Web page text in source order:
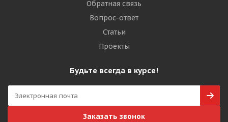
Обратная связь
Вопрос-ответ
Статьи
Проекты
Будьте всегда в курсе!
Заказать звонок